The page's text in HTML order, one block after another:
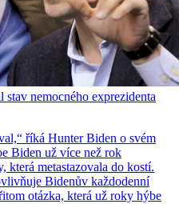
nemocného exprezidenta
říká Hunter Biden o svém
Biden už více než rok
která metastazovala do kostí.
Bidenův každodenní
otázka, která už roky hýbe